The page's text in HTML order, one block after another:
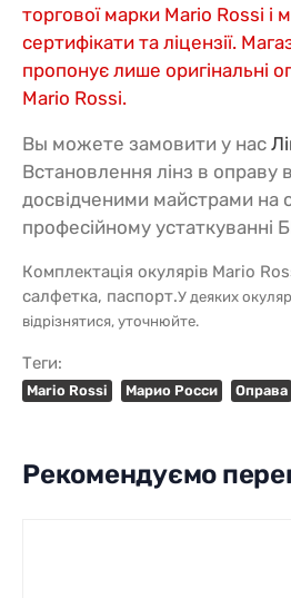
торгової марки Mario Rossi і
сертифікати та ліцензії.
пропонує лише оригінальні
Mario Rossi.
Вы можете замовити у нас
Встановлення лінз в оправу
досвідченими майстрами на
професійному
Комплектація окулярів Mario
салфетка, паспорт.У деяких
відрізнятися, уточнюйте.
Теги:
Mario Rossi Марио Росси Оправа
Рекомендуємо